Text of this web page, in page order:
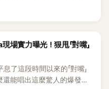
不僅演技備受肯定，精緻
差感十足，讓不少網友看
實力曝光！狠甩「對嘴」
了這段時間以來的「對嘴」
能唱出這麼驚人的爆發力